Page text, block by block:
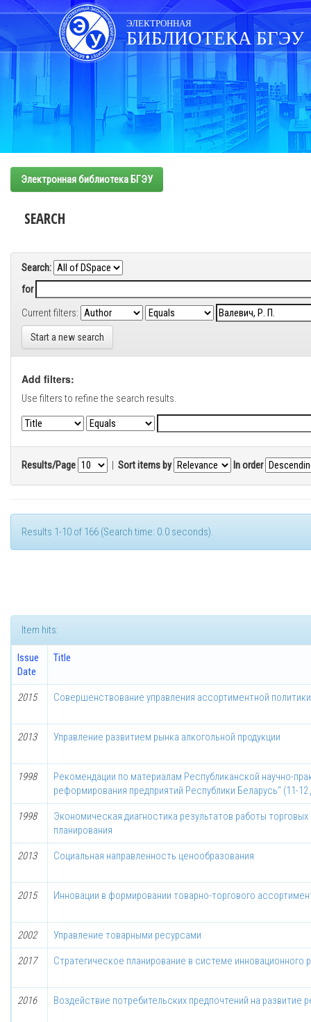
Skip
navigation
ЭЛЕКТРОННАЯ
БИБЛИОТЕКА БГЭУ
Электронная библиотека БГЭУ
SEARCH
Search:
for
Current filters:
Start a new search
Add filters:
Use filters to refine the search results.
Results/Page | Sort items by In order
Results 1-10 of 166 (Search time: 0.0 seconds).
Item hits:
Issue
Date
Title
2015 Совершенствование управления ассортиментной
2013 Управление развитием рынка алкогольной продукции
1998
Рекомендации по материалам Республиканской научно-
реформирования предприятий Республики Беларусь" (11-12
1998
Экономическая диагностика результатов работы
планирования
2013 Социальная направленность ценообразования
2015 Инновации в формировании товарно-торгового
2002 Управление товарными ресурсами
2017 Стратегическое планирование в системе инновационного
2016 Воздействие потребительских предпочтений на развитие